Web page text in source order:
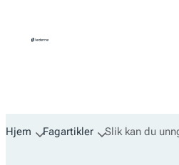
Hjem Fagartikler Slik kan du